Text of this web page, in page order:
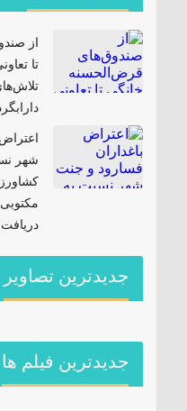
از
تا
شهر
جدیدترین تصاویر
جديدترين فیلم ها